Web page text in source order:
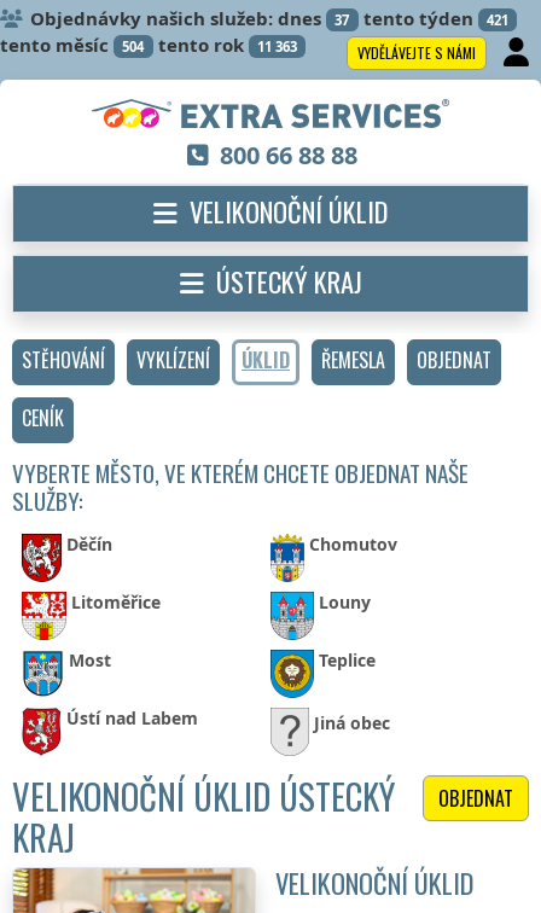
Objednávky našich služeb: dnes 37 tento týden 421
tento měsíc 504 tento rok 11 363 VYDĚLÁVEJTE S NÁMI
STĚHOVÁNÍ VYKLÍZENÍ ÚKLID ŘEMESLA
OBJEDNAT
CENÍK
VYBERTE MĚSTO, VE KTERÉM CHCETE OBJEDNAT NAŠE
SLUŽBY:
Děčín Chomutov
Litoměřice Louny
Most Teplice
Ústí nad Labem Jiná obec
OBJEDNAT
VELIKONOČNÍ ÚKLID ÚSTECKÝ
KRAJ
VELIKONOČNÍ ÚKLID
800 66 88 88
VELIKONOČNÍ ÚKLID
ÚSTECKÝ KRAJ